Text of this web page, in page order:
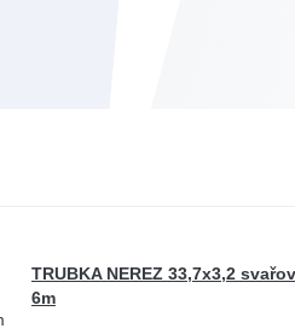
TRUBKA NEREZ 33,7x3,2
6m